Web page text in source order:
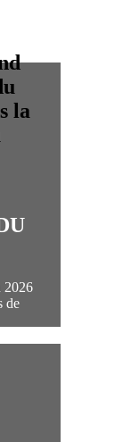
2026
de